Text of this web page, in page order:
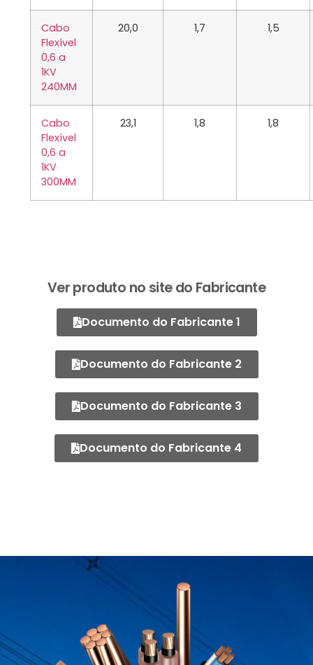
Cabo
Flexível
0,6 a
1KV
240MM
20,0 1,7 1,5
Cabo
Flexível
0,6 a
1KV
300MM
23,1 1,8 1,8
Ver produto no site do Fabricante
Documento do Fabricante 1
Documento do Fabricante 2
Documento do Fabricante 3
Documento do Fabricante 4